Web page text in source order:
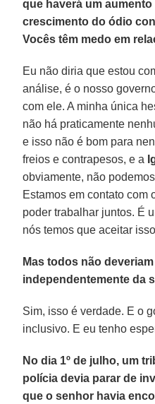
que haverá um
crescimento do ódio
Vocês têm medo em
Eu não diria que estou
análise, é o nosso
com ele. A minha única
não há praticamente
e isso não é bom para
freios e contrapesos, e a
obviamente, não
Estamos em contato com
poder trabalhar juntos. É
nós temos que aceitar
Mas todos não
independentemente da
Sim, isso é verdade. E o
inclusivo. E eu tenho
No dia 1º de julho, um
polícia devia parar de
que o senhor havia